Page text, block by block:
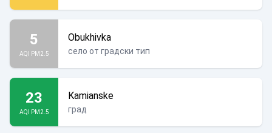
5
AQI PM2.5
Obukhivka
село от градски тип
23
AQI PM2.5
Kamianske
град